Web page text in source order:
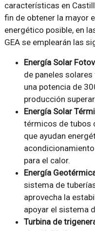
características en
fin de obtener la mayor
energético posible, en
GEA se emplearán las
Energía Solar
de paneles
una potencia de
producción
Energía Solar
térmicos de tubos
que ayudan
para el calor.
Energía
sistema de
aprovecha la
apoyar el sistema
Turbina de